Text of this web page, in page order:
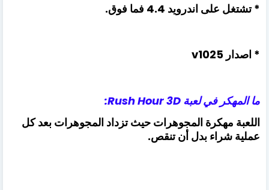
* تشتغل على اندرويد 4.4 فما فوق.
* اصدار v1025
ما المهكر في لعبة Rush Hour 3D:
اللعبة مهكرة المجوهرات حيث تزداد المجوهرات بعد كل
عملية شراء بدل أن تنقص.